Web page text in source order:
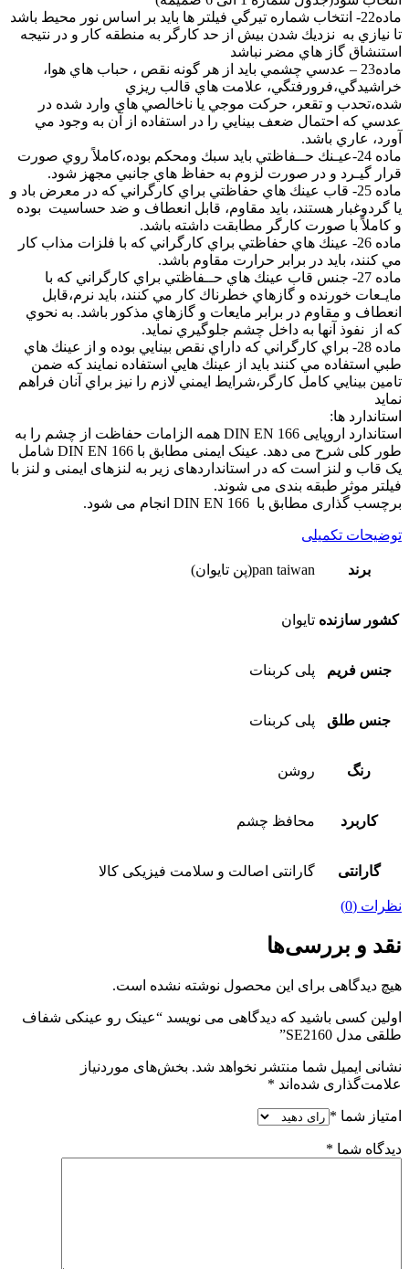
ماده22- انتخاب شماره تيرگي فيلتر ها بايد بر اساس نور محيط باشد
تا نيازي به نزديك شدن بيش از حد كارگر به منطقه كار و در نتيجه
استنشاق گاز هاي مضر نباشد
ماده23 – عدسي چشمي بايد از هر گونه نقص ، حباب هاي هوا،
خراشيدگي،فرورفتگي، علامت هاي قالب ريزي
شده،تحدب و تقعر، حركت موجي يا ناخالصي هاي وارد شده در
عدسي كه احتمال ضعف بينايي را در استفاده از آن به وجود مي
آورد، عاري باشد.
ماده 24-عيـنك حــفاظتي بايد سبك ومحكم بوده،كاملاً روي صورت
قرار گيـرد و در صورت لزوم به حفاظ هاي جانبي مجهز شود.
ماده 25- قاب عينك هاي حفاظتي براي كارگراني كه در معرض باد و
يا گردوغبار هستند، بايد مقاوم، قابل انعطاف و ضد حساسيت بوده
و كاملاً با صورت كارگر مطابقت داشته باشد.
ماده 26- عينك هاي حفاظتي براي كارگراني كه با فلزات مذاب كار
مي كنند، بايد در برابر حرارت مقاوم باشد.
ماده 27- جنس قاب عينك هاي حــفاظتي براي كارگراني كه با
مايـعات خورنده و گازهاي خطرناك كار مي كنند، بايد نرم،قابل
انعطاف و مقاوم در برابر مايعات و گازهاي مذكور باشد. به نحوي
كه از نفوذ آنها به داخل چشم جلوگيري نمايد.
ماده 28- براي كارگراني كه داراي نقص بينايي بوده و از عينك هاي
طبي استفاده مي كنند بايد از عينك هايي استفاده نمايند كه ضمن
تامين بينايي كامل كارگر،شرايط ايمني لازم را نيز براي آنان فراهم
نمايد
استاندارد ها:
استاندارد اروپایی DIN EN 166 همه الزامات حفاظت از چشم را به
طور کلی شرح می دهد. عینک ایمنی مطابق با DIN EN 166 شامل
یک قاب و لنز است که در استانداردهای زیر به لنزهای ایمنی و لنز با
فیلتر موثر طبقه بندی می شوند.
برچسب گذاری مطابق با DIN EN 166 انجام می شود.
توضیحات تکمیلی
برند pan taiwan(پن تایوان)
کشور سازنده تایوان
جنس فریم پلی کربنات
جنس طلق پلی کربنات
رنگ روشن
کاربرد محافظ چشم
گارانتی گارانتی اصالت و سلامت فیزیکی کالا
نظرات (0)
نقد و بررسی‌ها
هیچ دیدگاهی برای این محصول نوشته نشده است.
اولین کسی باشید که دیدگاهی می نویسد “عینک رو عینکی شفاف
طلقی مدل SE2160”
نشانی ایمیل شما منتشر نخواهد شد. بخش‌های موردنیاز
علامت‌گذاری شده‌اند *
امتیاز شما *
دیدگاه شما *